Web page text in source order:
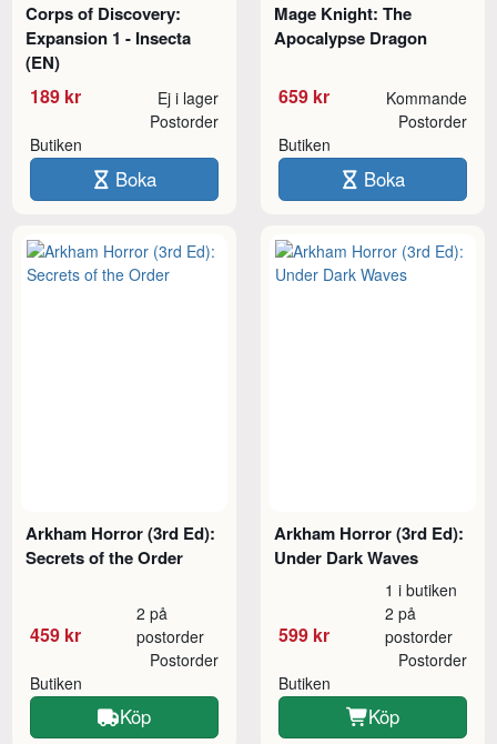
Corps of Discovery:
Expansion 1 - Insecta
(EN)
189 kr Ej i lager
Butiken
Postorder
Boka
Mage Knight: The
Apocalypse Dragon
659 kr Kommande
Butiken
Postorder
Boka
Arkham Horror (3rd Ed):
Secrets of the Order
459 kr
2 på
postorder
Butiken
Postorder
Köp
Arkham Horror (3rd Ed):
Under Dark Waves
599 kr
1 i butiken
2 på
postorder
Butiken
Postorder
Köp